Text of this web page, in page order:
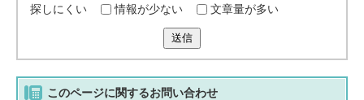
探しにくい
情報が少ない 文章量が多い
送信
このページに関するお問い合わせ